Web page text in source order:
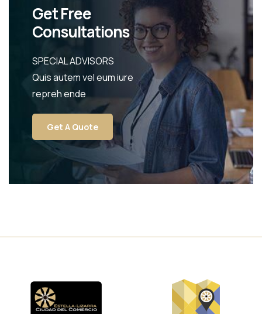
Get Free
Consultations
SPECIAL ADVISORS
Quis autem vel eum iure
repreh ende
Get A Quote